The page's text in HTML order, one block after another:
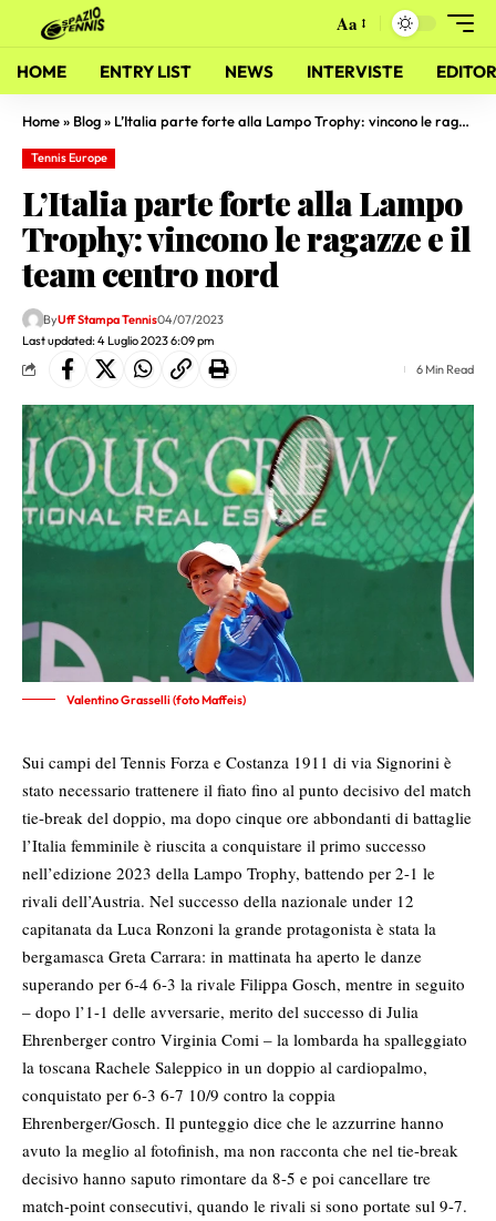
Aa
HOME ENTRY LIST NEWS INTERVISTE
Home» Blog» L’Italia parte forte alla Lampo Trophy: vincono le ragazze e il team centro nord
Tennis Europe
L’Italia parte forte alla Lampo
Trophy: vincono le ragazze e il
team centro nord
Last updated: 4 Luglio 2023 6:09 pm
ByUff Stampa Tennis04/07/2023
6 Min Read
Valentino Grasselli (foto Maffeis)
Sui campi del Tennis Forza e Costanza 1911 di via Signorini è
stato necessario trattenere il fiato fino al punto decisivo del match
tie-break del doppio, ma dopo cinque ore abbondanti di battaglie
l’Italia femminile è riuscita a conquistare il primo successo
nell’edizione 2023 della Lampo Trophy, battendo per 2-1 le
rivali dell’Austria. Nel successo della nazionale under 12
capitanata da Luca Ronzoni la grande protagonista è stata la
bergamasca Greta Carrara: in mattinata ha aperto le danze
superando per 6-4 6-3 la rivale Filippa Gosch, mentre in seguito
– dopo l’1-1 delle avversarie, merito del successo di Julia
Ehrenberger contro Virginia Comi – la lombarda ha spalleggiato
la toscana Rachele Saleppico in un doppio al cardiopalmo,
conquistato per 6-3 6-7 10/9 contro la coppia
Ehrenberger/Gosch. Il punteggio dice che le azzurrine hanno
avuto la meglio al fotofinish, ma non racconta che nel tie-break
decisivo hanno saputo rimontare da 8-5 e poi cancellare tre
match-point consecutivi, quando le rivali si sono portate sul 9-7.